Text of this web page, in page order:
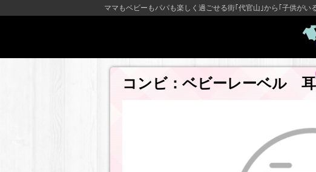
ママもベビーもパパも楽しく過ごせる街｢代官山｣から｢子供がい
コンビ：ベビーレーベル